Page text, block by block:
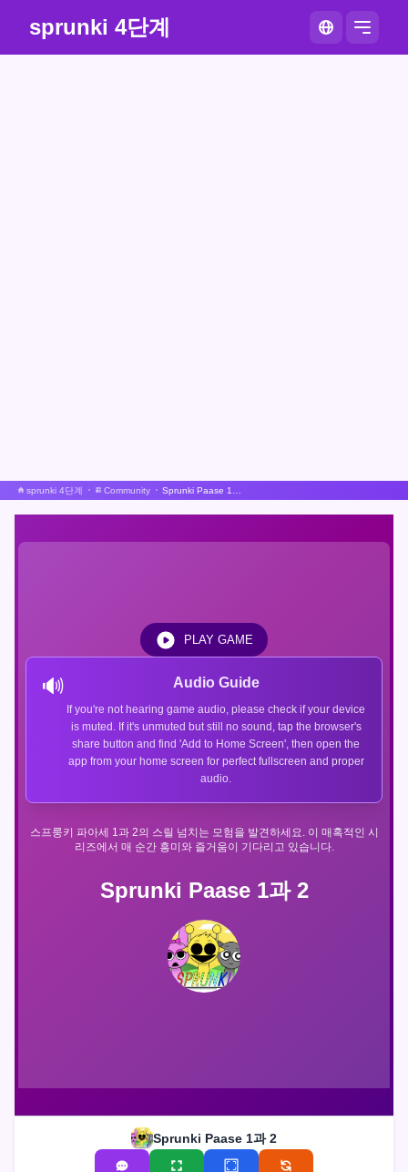
sprunki 4단계
sprunki 4단계 Community
Sprunki Paase 1과 2
스프룽키 파아세 1과 2의 스릴 넘치는 모험을 발견하세요. 이 매혹적인 시
리즈에서 매 순간 흥미와 즐거움이 기다리고 있습니다.
🔊 Audio Guide
If you're not hearing game audio, please check if your device
is muted. If it's unmuted but still no sound, tap the browser's
share button and find 'Add to Home Screen', then open the
app from your home screen for perfect fullscreen and proper
audio.
PLAY GAME
Sprunki Paase 1과 2